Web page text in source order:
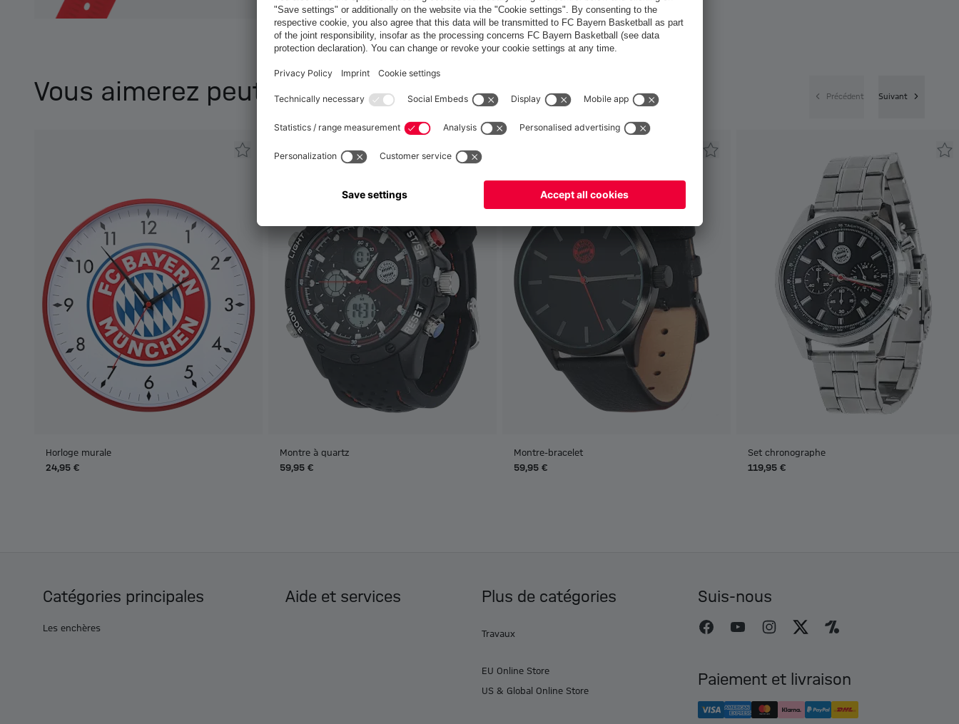
Vous aimerez peut-être ça aussi Précédent Suivant
Horloge murale
24,95 €
Montre à quartz
59,95 €
Montre-bracelet
59,95 €
Set chronographe
119,95 €
Catégories principales
Les enchères
Aide et services Plus de catégories
Travaux
EU Online Store
US & Global Online Store
Suis-nous
Paiement et livraison
Voulez-vous rester dans la boutique France?
Mondial pour y livrer!